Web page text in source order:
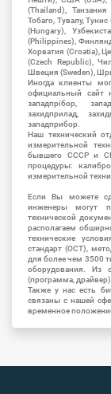
(Thailand),
Тобаго, Тувалу,
(Hungary),
(Philippines),
Хорватия (Croatia),
(Czech Republic),
Швеция (Sweden),
Иногда клиенты
официальный сайт
западпрібор,
захидприлад,
западприбор.
Наш технический
измерительной
бывшего СССР и
процедуры:
измерительной
Если Вы можете
инженеры могут
технической
располагаем
технические
стандарт (ОСТ),
для более чем 3500
оборудования. Из
(программа,
Также у нас есть
связаны с нашей
временное